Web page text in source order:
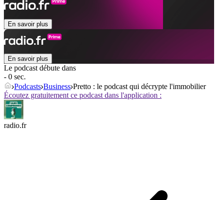
En savoir plus
En savoir plus
Le podcast débute dans
- 0 sec.
Podcasts Business Pretto : le podcast qui décrypte l'immobilier
Écoutez gratuitement ce podcast dans l'application :
radio.fr